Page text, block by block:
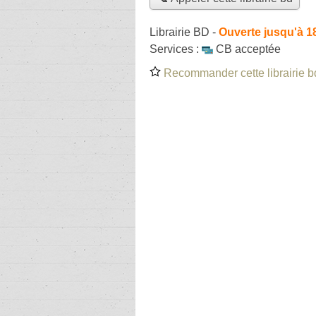
Librairie BD - Ouverte jusqu'à
Services :
CB acceptée
Recommander cette librairie